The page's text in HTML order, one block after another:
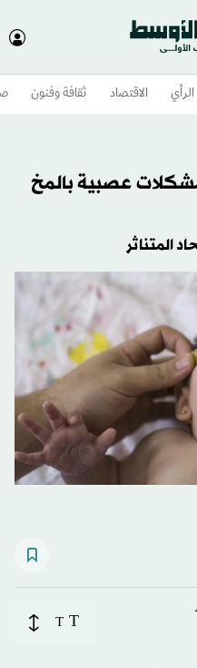
الرأي الاقتصاد ثقافة وفنون
عصبية بالمخ
المتناثر
T
T